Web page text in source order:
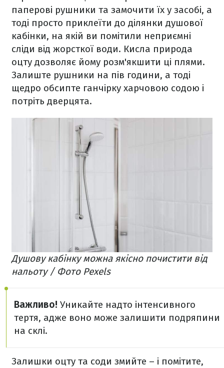
паперові рушники та замочити їх у засобі, а
тоді просто приклеїти до ділянки душової
кабінки, на якій ви помітили неприємні
сліди від жорсткої води. Кисла природа
оцту дозволяє йому розм'якшити ці плями.
Залиште рушники на пів години, а тоді
щедро обсипте ганчірку харчовою содою і
потріть дверцята.
Душову кабінку можна якісно почистити від
нальоту / Фото Pexels
Важливо! Уникайте надто інтенсивного
тертя, адже воно може залишити подряпини
на склі.
Залишки оцту та соди змийте – і помітите,